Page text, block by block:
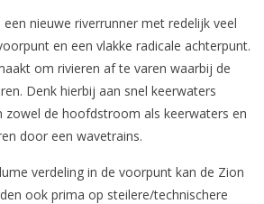
nieuwe riverrunner met redelijk veel
en een vlakke radicale achterpunt.
om rivieren af te varen waarbij de
Denk hierbij aan snel keerwaters
zowel de hoofdstroom als keerwaters en
door een wavetrains.
verdeling in de voorpunt kan de Zion
ook prima op steilere/technischere